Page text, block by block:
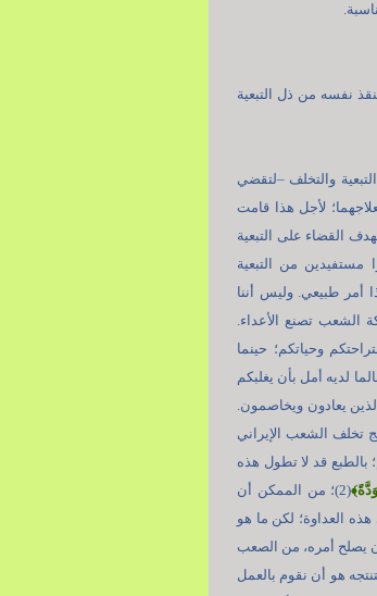
نفسه من ذل التبعية
والتخلف –لتقضي
لأجل هذا قامت
القضاء على التبعية
مستفيدين من التبعية
أمر طبيعي. وليس أننا
الشعب تصنع الأعداء.
وحياتكم؛ حينما
لديه أمل بأن يغلبكم
يعادون ويخاصمون.
تخلف الشعب الإيراني
بالطبع قد لا تطول هذه
﴾
(2)؛ من الممكن أن
العداوة؛ لكن ما هو
يصلح أمره، من الصعب
هو أن نقوم بالعمل